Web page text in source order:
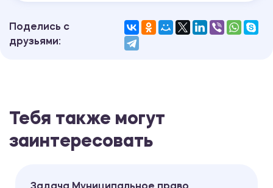
Поделись с
друзьями:
Тебя также могут
заинтересовать